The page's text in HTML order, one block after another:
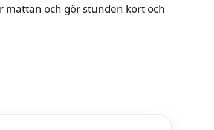
mattan och gör stunden kort och